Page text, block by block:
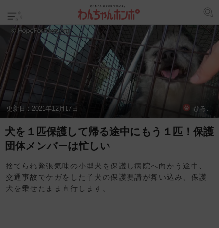
更新日： 2021年12月17日 ひろこ
犬を１匹保護して帰る途中にもう１匹！保護
団体メンバーは忙しい
捨てられ緊張気味の小型犬を保護し病院へ向かう途中、
交通事故でケガをした子犬の保護要請が舞い込み、保護
犬を乗せたまま直行します。